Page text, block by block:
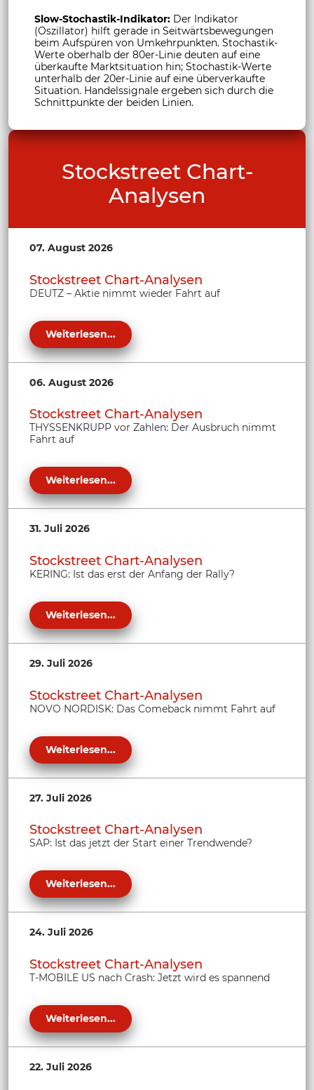
Slow-Stochastik-Indikator: Der Indikator
(Oszillator) hilft gerade in Seitwärtsbewegungen
beim Aufspüren von Umkehrpunkten. Stochastik-
Werte oberhalb der 80er-Linie deuten auf eine
überkaufte Marktsituation hin; Stochastik-Werte
unterhalb der 20er-Linie auf eine überverkaufte
Situation. Handelssignale ergeben sich durch die
Schnittpunkte der beiden Linien.
Stockstreet Chart-
Analysen
07. August 2026
Stockstreet Chart-Analysen
DEUTZ – Aktie nimmt wieder Fahrt auf
Weiterlesen...
06. August 2026
Stockstreet Chart-Analysen
THYSSENKRUPP vor Zahlen: Der Ausbruch nimmt
Fahrt auf
Weiterlesen...
31. Juli 2026
Stockstreet Chart-Analysen
KERING: Ist das erst der Anfang der Rally?
Weiterlesen...
29. Juli 2026
Stockstreet Chart-Analysen
NOVO NORDISK: Das Comeback nimmt Fahrt auf
Weiterlesen...
27. Juli 2026
Stockstreet Chart-Analysen
SAP: Ist das jetzt der Start einer Trendwende?
Weiterlesen...
24. Juli 2026
Stockstreet Chart-Analysen
T-MOBILE US nach Crash: Jetzt wird es spannend
Weiterlesen...
22. Juli 2026